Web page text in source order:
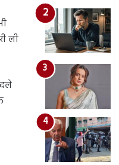
ली